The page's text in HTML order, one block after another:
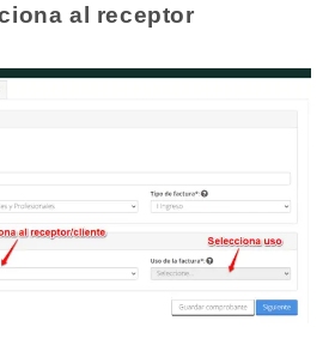
al receptor